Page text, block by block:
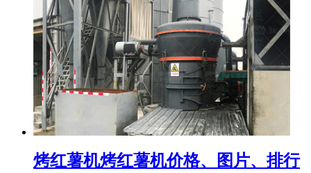
烤红薯机烤红薯机价格、图片、排行